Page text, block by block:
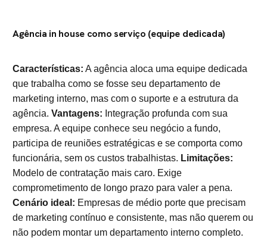
Agência in house como serviço (equipe dedicada)
Características: A agência aloca uma equipe dedicada
que trabalha como se fosse seu departamento de
marketing interno, mas com o suporte e a estrutura da
agência. Vantagens: Integração profunda com sua
empresa. A equipe conhece seu negócio a fundo,
participa de reuniões estratégicas e se comporta como
funcionária, sem os custos trabalhistas. Limitações:
Modelo de contratação mais caro. Exige
comprometimento de longo prazo para valer a pena.
Cenário ideal: Empresas de médio porte que precisam
de marketing contínuo e consistente, mas não querem ou
não podem montar um departamento interno completo.